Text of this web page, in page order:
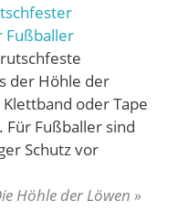
Fußballer
der Höhle der
oder Tape
Fußballer sind
Schutz vor
Höhle der Löwen »